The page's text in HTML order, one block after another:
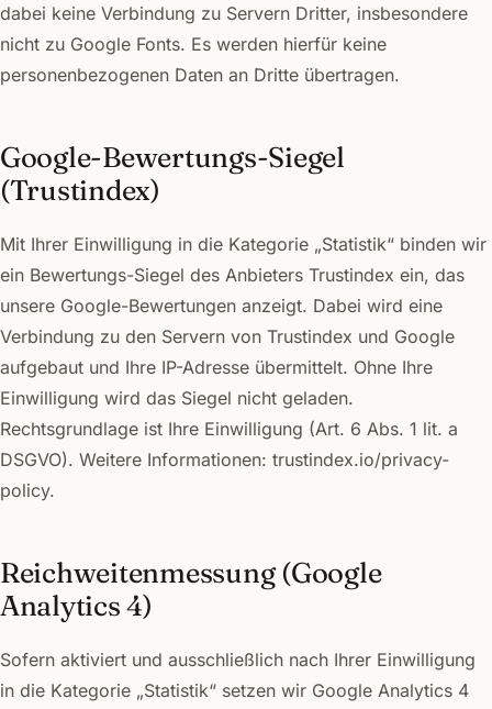
dabei keine Verbindung zu Servern Dritter, insbesondere
nicht zu Google Fonts. Es werden hierfür keine
personenbezogenen Daten an Dritte übertragen.
Google-Bewertungs-Siegel
(Trustindex)
Mit Ihrer Einwilligung in die Kategorie „Statistik“ binden wir
ein Bewertungs-Siegel des Anbieters Trustindex ein, das
unsere Google-Bewertungen anzeigt. Dabei wird eine
Verbindung zu den Servern von Trustindex und Google
aufgebaut und Ihre IP-Adresse übermittelt. Ohne Ihre
Einwilligung wird das Siegel nicht geladen.
Rechtsgrundlage ist Ihre Einwilligung (Art. 6 Abs. 1 lit. a
DSGVO). Weitere Informationen: trustindex.io/privacy-
policy.
Reichweitenmessung (Google
Analytics 4)
Sofern aktiviert und ausschließlich nach Ihrer Einwilligung
in die Kategorie „Statistik“ setzen wir Google Analytics 4